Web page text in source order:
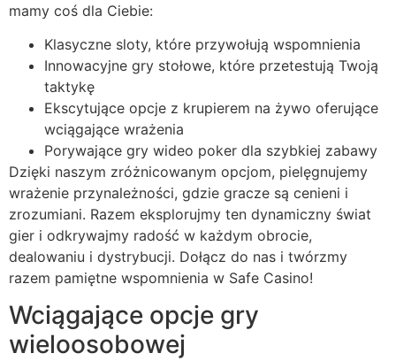
mamy coś dla Ciebie:
Klasyczne sloty, które przywołują wspomnienia
Innowacyjne gry stołowe, które przetestują Twoją
taktykę
Ekscytujące opcje z krupierem na żywo oferujące
wciągające wrażenia
Porywające gry wideo poker dla szybkiej zabawy
Dzięki naszym zróżnicowanym opcjom, pielęgnujemy
wrażenie przynależności, gdzie gracze są cenieni i
zrozumiani. Razem eksplorujmy ten dynamiczny świat
gier i odkrywajmy radość w każdym obrocie,
dealowaniu i dystrybucji. Dołącz do nas i twórzmy
razem pamiętne wspomnienia w Safe Casino!
Wciągające opcje gry
wieloosobowej